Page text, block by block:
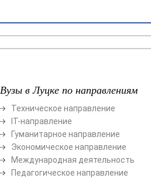
Вузы в Луцке по направлениям
Техническое направление
ІТ-направление
Гуманитарное направление
Экономическое направление
Международная деятельность
Педагогическое направление